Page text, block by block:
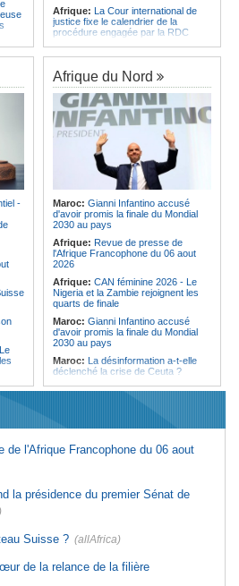
la
Afrique: La Cour international de
justice fixe le calendrier de la
procédure engagée par la RDC
Soudan:Le pays échange avec le
président de l'UA sur l'évolution de la
situation et la visite du Conseil de
paix à Khartoum
Ethiopie: Addis-Abeba - L'église
d'Afrique lance officiellement son
'cheminement' vers la grande
Assemblée de 2028
Afrique de l'Est:Le pari du régime
érythréen - Pousser le Tigray vers
une zone tampon dans le cadre
d'une nouvelle guerre par
procuration
Ethiopie:Le Premier ministre Abiy
inaugure le nouveau terminal de
l'aéroport international de Bahir Dar
Afrique:
La Croix-Rouge
mobilisation accrue des ressources
locales en Afrique
-
-
Afrique du Nord
Maroc: Gianni Infantino accusé
d'avoir promis la finale du Mondial
2030 au pays
Afrique: Revue de presse de
l'Afrique Francophone du 06 aout
2026
Afrique: CAN féminine 2026 - Le
Nigeria et la Zambie rejoignent les
quarts de finale
Maroc: Gianni Infantino accusé
d'avoir promis la finale du Mondial
2030 au pays
Maroc: La désinformation a-t-elle
déclenché la crise de Ceuta ?
Afrique:L'essor historique de
Algérie:France - L'affaire Mehdi
policière contre le narcotrafic
Monde arabe au Caire
Tunisie: Une maison entièrement
rétablissement du courant
de l'Afrique Francophone du 06 aout
la présidence du premier Sénat de
Suisse ? (allAfrica)
de la relance de la filière